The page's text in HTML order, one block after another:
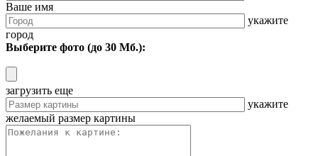
Ваше имя
укажите
город
Выберите фото (до 30 Мб.):
загрузить еще
укажите
желаемый размер картины